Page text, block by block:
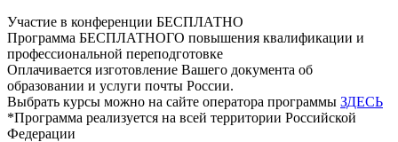
Участие в конференции БЕСПЛАТНО
Программа БЕСПЛАТНОГО повышения квалификации и
профессиональной переподготовке
Оплачивается изготовление Вашего документа об
образовании и услуги почты России.
Выбрать курсы можно на сайте оператора программы ЗДЕСЬ
*Программа реализуется на всей территории Российской
Федерации